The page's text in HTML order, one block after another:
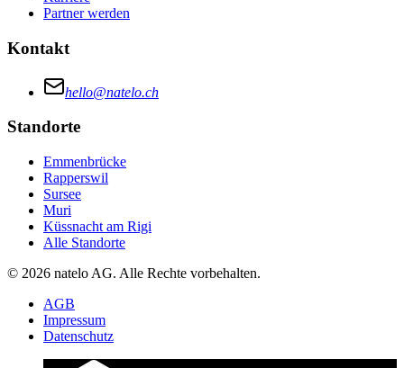
Partner werden
Kontakt
hello@natelo.ch
Standorte
Emmenbrücke
Rapperswil
Sursee
Muri
Küssnacht am Rigi
Alle Standorte
© 2026 natelo AG. Alle Rechte vorbehalten.
AGB
Impressum
Datenschutz